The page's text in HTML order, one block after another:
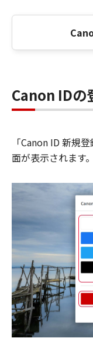
Canon IDの
「Canon ID 新規
面が表示されます。